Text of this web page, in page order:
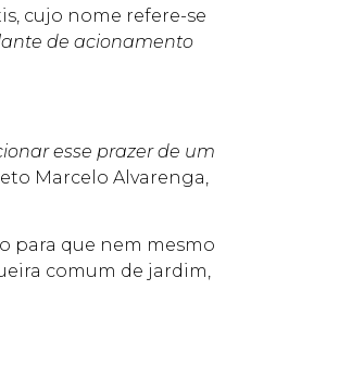
cujo nome refere-se
de acionamento
esse prazer de um
Marcelo Alvarenga,
para que nem mesmo
comum de jardim,